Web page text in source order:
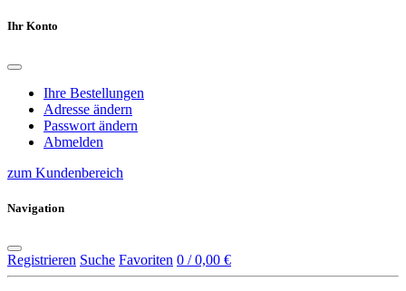
Ihr Konto
Ihre Bestellungen
Adresse ändern
Passwort ändern
Abmelden
zum Kundenbereich
Navigation
Registrieren Suche Favoriten 0 / 0,00 €